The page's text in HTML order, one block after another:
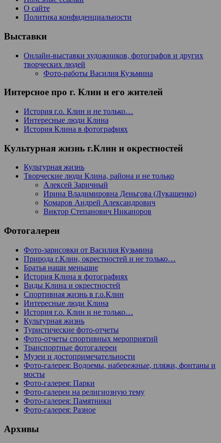
О сайте
Политика конфиденциальности
Выставки
Онлайн-выставки художников, фотографов и других
творческих людей
Фото-работы Василия Кузьмина
Интерсное про г. Клин и его жителей
История г.о. Клин и не только…
Интересные люди Клина
История Клина в фотографиях
Культурная жизнь г.Клин и окрестностей
Культурная жизнь
Творческие люди Клина, района и не только
Алексей Заричный
Ирина Владимировна Деньгова (Лукашенко)
Комаров Андрей Александрович
Виктор Степанович Никаноров
Фотогалереи
Фото-зарисовки от Василия Кузьмина
Природа г.Клин, окрестностей и не только…
Братья наши меньшие
История Клина в фотографиях
Виды Клина и окрестностей
Спортивная жизнь в г.о.Клин
Интересные люди Клина
История г.о. Клин и не только…
Культурная жизнь
Туристические фото-отчеты
Фото-отчеты спортивных мероприятий
Транспортные фотогалереи
Музеи и достопримечательности
Фото-галерея: Водоемы, набережные, пляжи, фонтаны и
мосты
Фото-галерея: Парки
Фото-галереи на религиозную тему
Фото-галерея: Памятники
Фото-галерея: Разное
Архивы